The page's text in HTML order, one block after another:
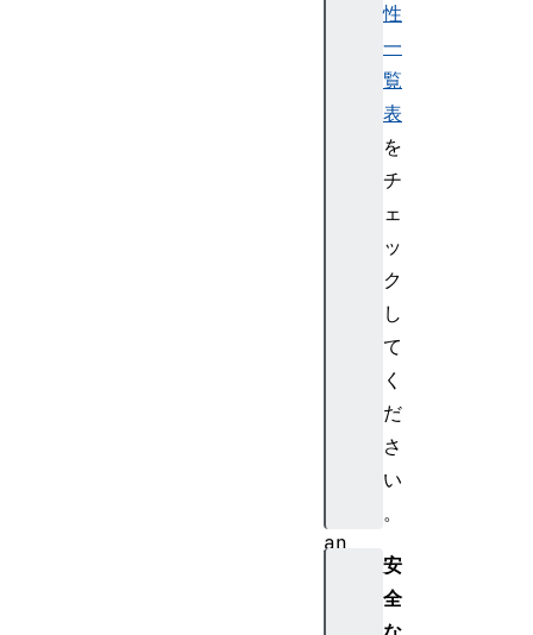
性
一
覧
表
を
チ
ェ
ッ
ク
し
て
く
だ
さ
い
。
安
全
an